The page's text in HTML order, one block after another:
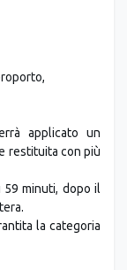
applicato un
restituita con più
minuti, dopo il
la categoria